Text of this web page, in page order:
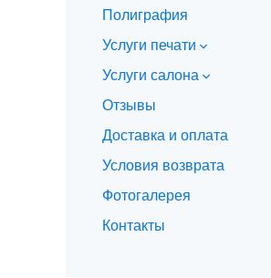
Полиграфия
Услуги печати
Услуги салона
Отзывы
Доставка и оплата
Условия возврата
Фотогалерея
Контакты